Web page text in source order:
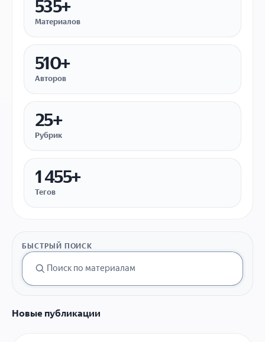
535+
Материалов
510+
Авторов
25+
Рубрик
1 455+
Тегов
БЫСТРЫЙ ПОИСК
Новые публикации